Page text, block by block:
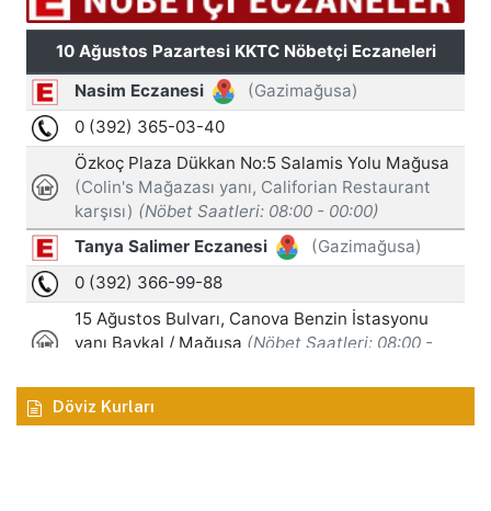
Döviz Kurları